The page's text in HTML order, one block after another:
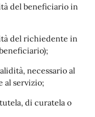
del beneficiario in
del richiedente in
necessario al
al servizio;
di curatela o